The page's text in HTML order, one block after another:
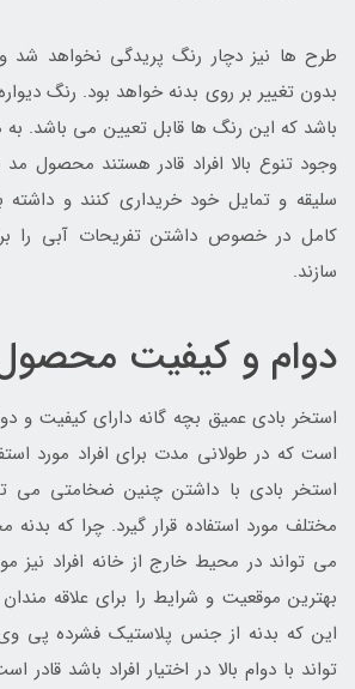
طرح ها نیز دچار رنگ پریدگی نخواهد شد
بدون تغییر بر روی بدنه خواهد بود. رنگ
باشد که این رنگ ها قابل تعیین می باشد.
وجود تنوع بالا افراد قادر هستند محصول مد
سلیقه و تمایل خود خریداری کنند و
کامل در خصوص داشتن تفریحات آبی را
سازند.
دوام و کیفیت
استخر بادی عمیق بچه گانه دارای کیفیت و
است که در طولانی مدت برای افراد مورد
استخر بادی با داشتن چنین ضخامتی می
مختلف مورد استفاده قرار گیرد. چرا که
می تواند در محیط خارج از خانه افراد نیز
بهترین موقعیت و شرایط را برای علاقه
این که بدنه از جنس پلاستیک فشرده
تواند با دوام بالا در اختیار افراد باشد